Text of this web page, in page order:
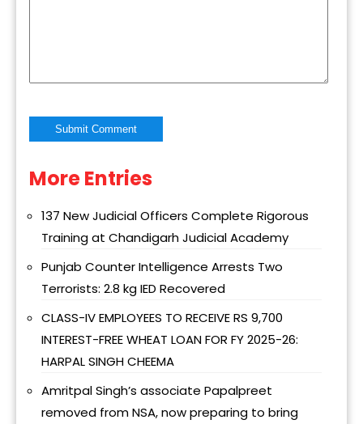
Alternative:
More Entries
137 New Judicial Officers Complete Rigorous
Training at Chandigarh Judicial Academy
Punjab Counter Intelligence Arrests Two
Terrorists: 2.8 kg IED Recovered
CLASS-IV EMPLOYEES TO RECEIVE RS 9,700
INTEREST-FREE WHEAT LOAN FOR FY 2025-26:
HARPAL SINGH CHEEMA
Amritpal Singh’s associate Papalpreet
removed from NSA, now preparing to bring